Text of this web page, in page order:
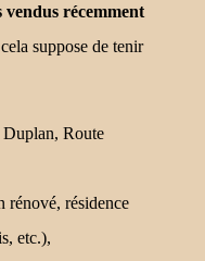
vendus récemment
suppose de tenir
Route
rénové, résidence
etc.),